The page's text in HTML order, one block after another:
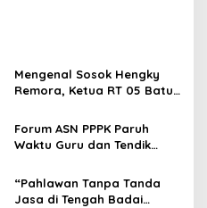
Mengenal Sosok Hengky
Remora, Ketua RT 05 Batu
dan Dekat dengan Warga
Forum ASN PPPK Paruh
Waktu Guru dan Tendik
BKPSDM Lubuk Linggau
“Pahlawan Tanpa Tanda
Jasa di Tengah Badai